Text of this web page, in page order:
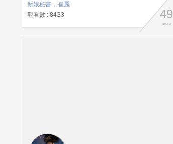
新娘秘書，崔麗
觀看數 : 8433
49
more